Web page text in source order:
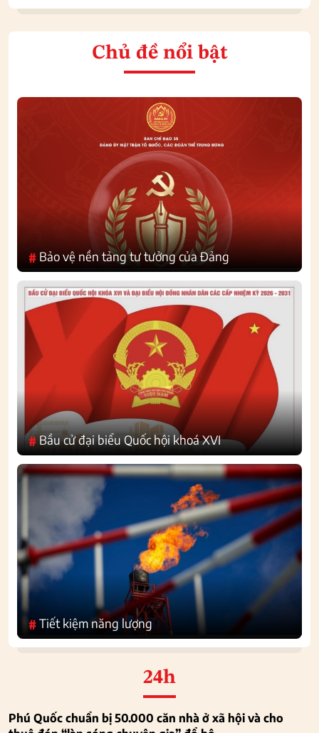
Chủ đề nổi bật
# Bảo vệ nền tảng tư tưởng của Đảng
#Bầu cử đại biểu Quốc hội khoá XVI
#Tiết kiệm năng lượng
24h
Phú Quốc chuẩn bị 50.000 căn nhà ở xã hội và cho